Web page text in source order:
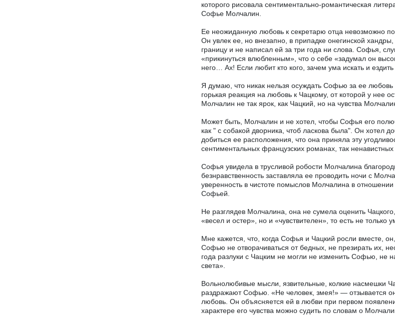
которого рисовала сентиментально-романтическая
Софье Молчалин.
Ее неожиданную любовь к секретарю отца невозможно
Он увлек ее, но внезапно, в припадке онегинской
границу и не написал ей за три года ни слова. Софья,
«прикинуться влюбленным», что о себе «задумал он
него… Ах! Если любит кто кого, зачем ума искать и
Я думаю, что никак нельзя осуждать Софью за ее
горькая реакция на любовь к Чацкому, от которой у нее
Молчалин не так ярок, как Чацкий, но на чувства
Может быть, Молчалин и не хотел, чтобы Софья его
как " с собакой дворника, чтоб ласкова была". Он хотел
добиться ее расположения, что она приняла эту
сентиментальных французских романах, так ненавистных
Софья увидела в трусливой робости Молчалина
безнравственность заставляла ее проводить ночи с
уверенность в чистоте помыслов Молчалина в
Софьей.
Не разглядев Молчалина, она не сумела оценить
«весел и остер», но и «чувствителен», то есть не только
Мне кажется, что, когда Софья и Чацкий росли вместе,
Софью не отворачиваться от бедных, не презирать их,
года разлуки с Чацким не могли не изменить Софью, не
света».
Вольнолюбивые мысли, язвительные, колкие насмешки
раздражают Софью. «Не человек, змея!» — отзывается
любовь. Он объясняется ей в любви при первом
характере его чувства можно судить по словам о